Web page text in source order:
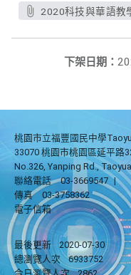
2020科技與華語教
下架日期：
桃園市立福豐國民中學
33070 桃園市桃園區延平路
No.326, Yanping Rd.,
聯絡電話
03-3669547 |
傳真
03-3758362
電子信箱
最後更新
2020-07-30
總瀏覽人次
6933752